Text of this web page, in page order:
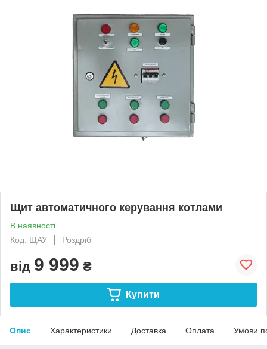
Щит автоматичного керування котлами
В наявності
Код: ЩАУ
Роздріб
від 9 999 ₴
Купити
Опис Характеристики Доставка Оплата Умови